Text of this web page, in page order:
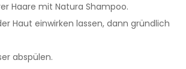
Haare mit Natura Shampoo.
Haut einwirken lassen, dann gründlich
abspülen.